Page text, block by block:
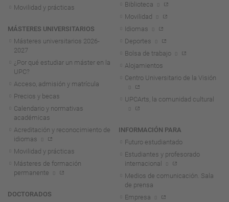
Movilidad y prácticas
MÁSTERES UNIVERSITARIOS
Másteres universitarios 2026-
2027
¿Por qué estudiar un máster en la
UPC?
Acceso, admisión y matrícula
Precios y becas
Calendario y normativas
académicas
Acreditación y reconocimiento de
idiomas
Movilidad y prácticas
Másteres de formación
permanente
DOCTORADOS
Biblioteca
Movilidad
Idiomas
Deportes
Bolsa de trabajo
Alojamientos
Centro Universitario de la Visión
UPCArts, la comunidad cultural
INFORMACIÓN PARA
Futuro estudiantado
Estudiantes y profesorado
internacional
Medios de comunicación. Sala
de prensa
Empresa